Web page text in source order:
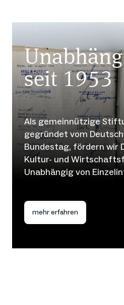
seit 1953
Als gemeinnützige
gegründet vom
Bundestag, fördern wir
Kultur- und
Unabhängig von
mehr erfahren